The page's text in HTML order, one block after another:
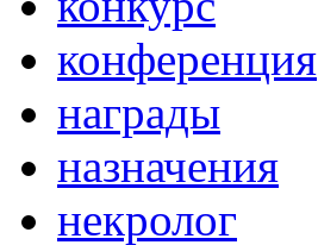
конференция
награды
назначения
некролог